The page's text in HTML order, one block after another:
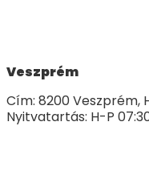
Veszprém
Cím: 8200 Veszprém,
Nyitvatartás: H-P